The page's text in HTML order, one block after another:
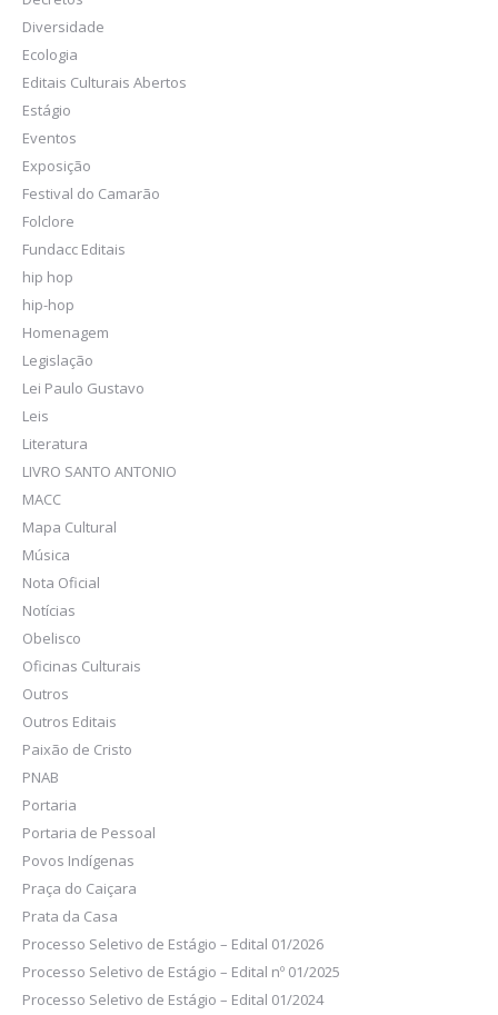
Diversidade
Ecologia
Editais Culturais Abertos
Estágio
Eventos
Exposição
Festival do Camarão
Folclore
Fundacc Editais
hip hop
hip-hop
Homenagem
Legislação
Lei Paulo Gustavo
Leis
Literatura
LIVRO SANTO ANTONIO
MACC
Mapa Cultural
Música
Nota Oficial
Notícias
Obelisco
Oficinas Culturais
Outros
Outros Editais
Paixão de Cristo
PNAB
Portaria
Portaria de Pessoal
Povos Indígenas
Praça do Caiçara
Prata da Casa
Processo Seletivo de Estágio – Edital 01/2026
Processo Seletivo de Estágio – Edital nº 01/2025
Processo Seletivo de Estágio – Edital 01/2024